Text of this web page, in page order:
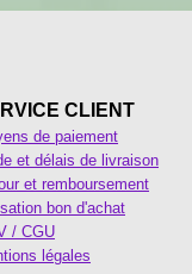
CLIENT
de paiement
et délais de livraison
et remboursement
bon d'achat
/ CGU
légales